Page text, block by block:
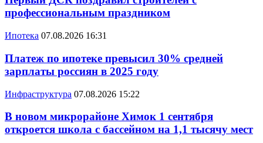
профессиональным праздником
Ипотека 07.08.2026 16:31
Платеж по ипотеке превысил 30% средней
зарплаты россиян в 2025 году
Инфраструктура 07.08.2026 15:22
В новом микрорайоне Химок 1 сентября
откроется школа с бассейном на 1,1 тысячу мест